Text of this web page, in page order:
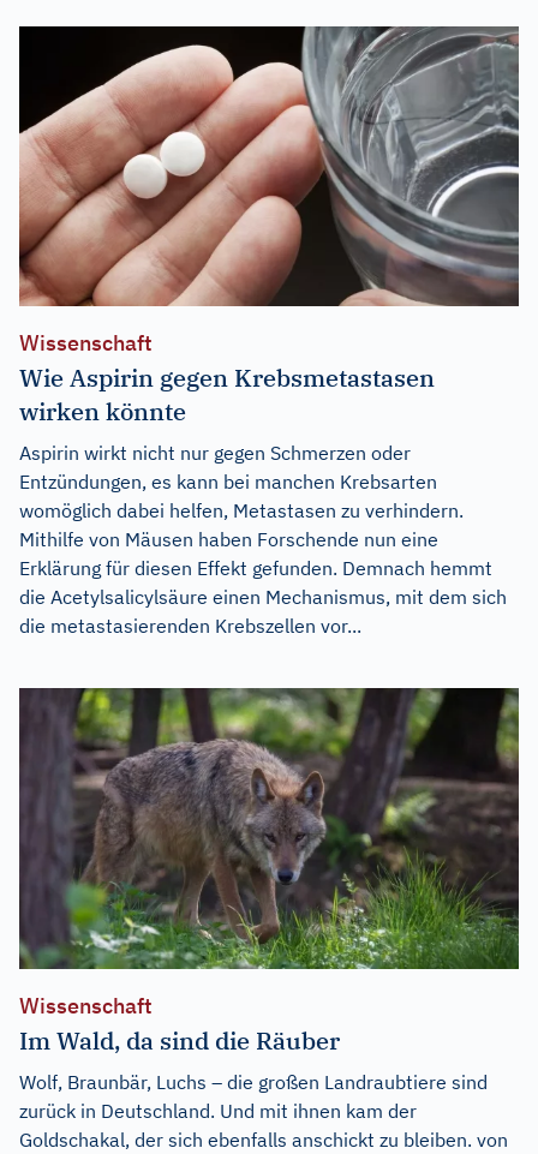
Wissenschaft
Wie Aspirin gegen Krebsmetastasen
wirken könnte
Aspirin wirkt nicht nur gegen Schmerzen oder
Entzündungen, es kann bei manchen Krebsarten
womöglich dabei helfen, Metastasen zu verhindern.
Mithilfe von Mäusen haben Forschende nun eine
Erklärung für diesen Effekt gefunden. Demnach hemmt
die Acetylsalicylsäure einen Mechanismus, mit dem sich
die metastasierenden Krebszellen vor...
Wissenschaft
Im Wald, da sind die Räuber
Wolf, Braunbär, Luchs – die großen Landraubtiere sind
zurück in Deutschland. Und mit ihnen kam der
Goldschakal, der sich ebenfalls anschickt zu bleiben. von